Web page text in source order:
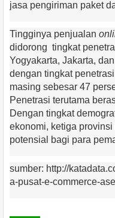
jasa pengiriman paket
Tingginya penjualan
didorong tingkat
Yogyakarta, Jakarta,
dengan tingkat
masing sebesar 47
Penetrasi terutama
Dengan tingkat
ekonomi, ketiga
potensial bagi para
sumber: http://
a-pusat-e-commerce-